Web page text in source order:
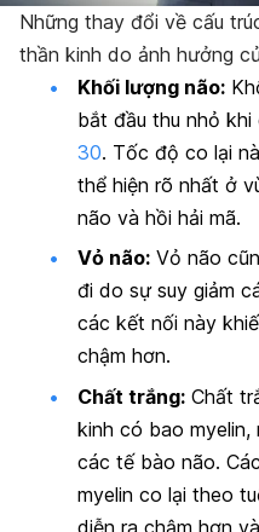
Những thay đổi về cấu
thần kinh do ảnh hưởng
Khối lượng não:
bắt đầu thu nhỏ
30. Tốc độ co lại
thể hiện rõ nhất ở
não và hồi hải mã.
Vỏ não: Vỏ não
đi do sự suy giảm
các kết nối này
chậm hơn.
Chất trắng: Chất
kinh có bao myelin,
các tế bào não.
myelin co lại theo
diễn ra chậm hơn